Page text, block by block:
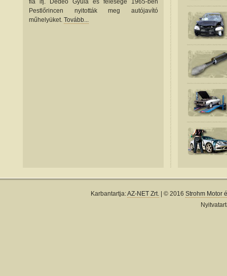
fia ifj. Dedeó Gyula és felesége 1965-ben
Pestlőrincen nyitották meg autójavító
műhelyüket. Tovább...
Karbantartja:AZ-NET Zrt.| © 2016 Strohm Motor